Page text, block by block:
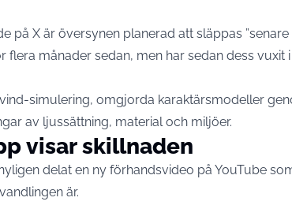
på X är översynen planerad att släppas ”senare i
flera månader sedan, men har sedan dess vuxit i
simulering, omgjorda karaktärsmodeller
av ljussättning, material och miljöer.
visar skillnaden
delat en ny förhandsvideo på YouTube
är.